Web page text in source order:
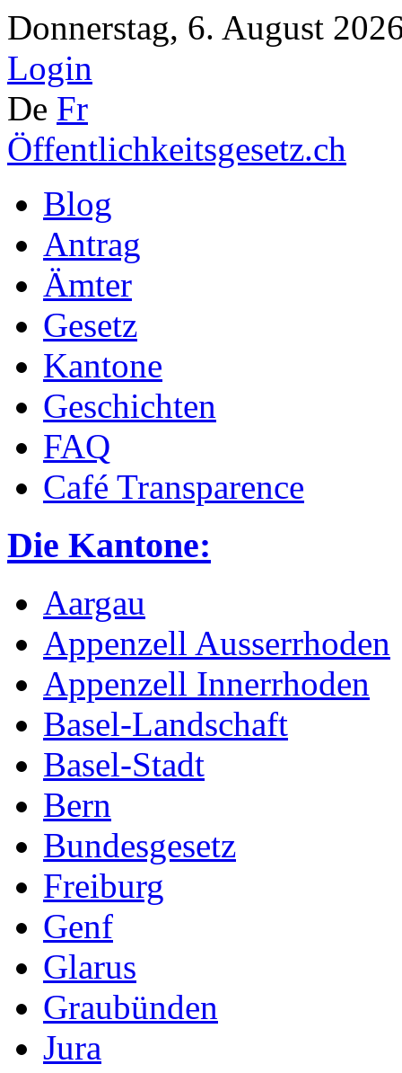
Donnerstag, 6. August
Login
De Fr
Öffentlichkeitsgesetz.ch
Blog
Antrag
Ämter
Gesetz
Kantone
Geschichten
FAQ
Café Transparence
Die Kantone:
Aargau
Appenzell Ausserrhoden
Appenzell Innerrhoden
Basel-Landschaft
Basel-Stadt
Bern
Bundesgesetz
Freiburg
Genf
Glarus
Graubünden
Jura